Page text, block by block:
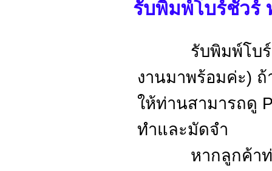
รับพิมพ์โบร์ชัว
รับพิมพ์โบร์ชัว
งานมาพร้อมค่ะ) ถ้
ให้ท่านสามารถดู
ทำและมัดจำ
หากลูกค้าท่าน